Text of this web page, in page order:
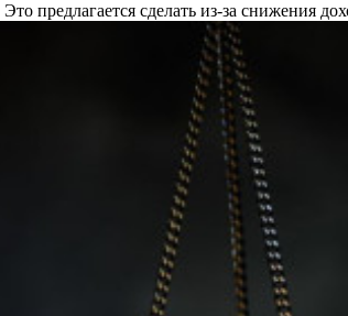
предлагается сделать из-за снижения